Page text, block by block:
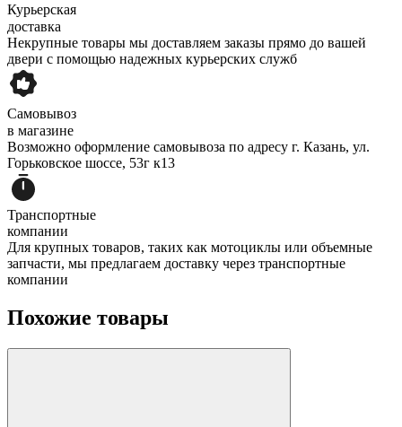
Курьерская
доставка
Некрупные товары мы доставляем заказы прямо до вашей
двери с помощью надежных курьерских служб
Самовывоз
в магазине
Возможно оформление самовывоза по адресу г. Казань, ул.
Горьковское шоссе, 53г к13
Транспортные
компании
Для крупных товаров, таких как мотоциклы или объемные
запчасти, мы предлагаем доставку через транспортные
компании
Похожие товары